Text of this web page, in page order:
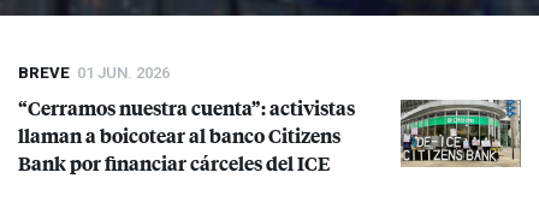
BREVE 01 JUN. 2026
“Cerramos nuestra cuenta”: activistas
llaman a boicotear al banco Citizens
Bank por financiar cárceles delICE